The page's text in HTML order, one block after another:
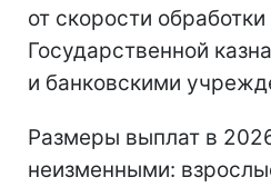
от скорости
Государственной
и банковскими
Размеры выплат в
неизменными: